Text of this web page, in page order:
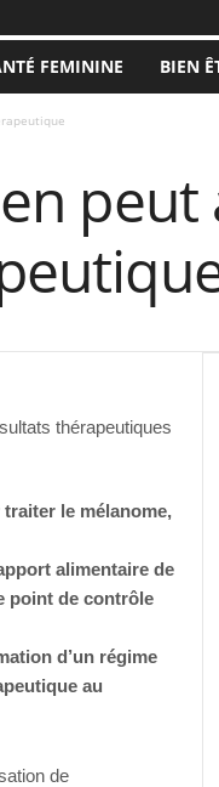
FEMININE BIEN
thérapeutiques
le mélanome,
alimentaire de
point de contrôle
d’un régime
au
de